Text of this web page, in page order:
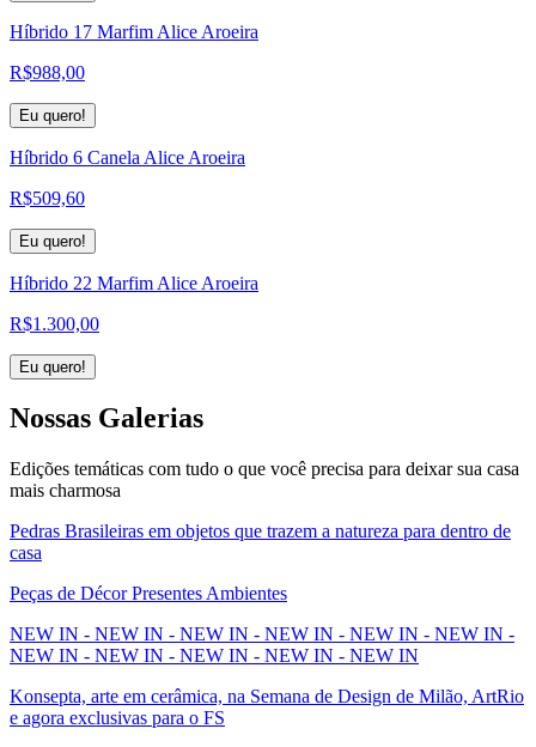
Híbrido 17 Marfim Alice Aroeira
R$988,00
Eu quero!
Híbrido 6 Canela Alice Aroeira
R$509,60
Eu quero!
Híbrido 22 Marfim Alice Aroeira
R$1.300,00
Eu quero!
Nossas Galerias
Edições temáticas com tudo o que você precisa para deixar sua casa
mais charmosa
Pedras Brasileiras em objetos que trazem a natureza para dentro de
casa
Peças de Décor Presentes Ambientes
NEW IN - NEW IN - NEW IN - NEW IN - NEW IN - NEW IN -
NEW IN - NEW IN - NEW IN - NEW IN - NEW IN
Konsepta, arte em cerâmica, na Semana de Design de Milão, ArtRio
e agora exclusivas para o FS